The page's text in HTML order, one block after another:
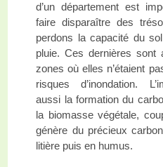
d’un département est
faire disparaître des
perdons la capacité du
pluie. Ces dernières sont
zones où elles n’étaient
risques d’inondation.
aussi la formation du
la biomasse végétale,
génère du précieux
litière puis en humus.